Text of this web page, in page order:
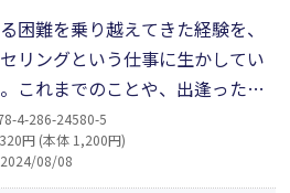
困難を乗り越えてきた経験を、
リングという仕事に生かしてい
これまでのことや、出逢った
葉について、魂レベルで綴って
ッセイ。「さまざまな問題はそ
与えられた課題と言えるかもしれ
4-286-24580-5
円 (本体 1,200円)
08/08